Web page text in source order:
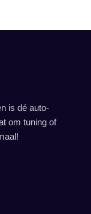
is dé auto-
om tuning of